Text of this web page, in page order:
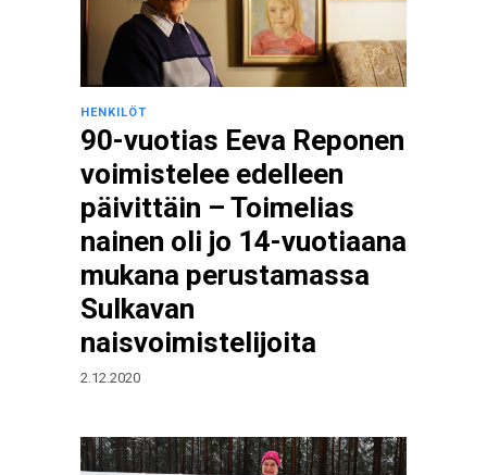
HENKILÖT
90-vuotias Eeva Reponen
voimistelee edelleen
päivittäin – Toimelias
nainen oli jo 14-vuotiaana
mukana perustamassa
Sulkavan
naisvoimistelijoita
2.12.2020